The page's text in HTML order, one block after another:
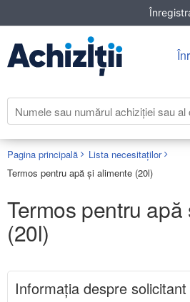
Pagina principală
Lista necesitaților
Termos pentru apă și alimente (20l)
Termos pentru
(20l)
Informaţia despre solicitant